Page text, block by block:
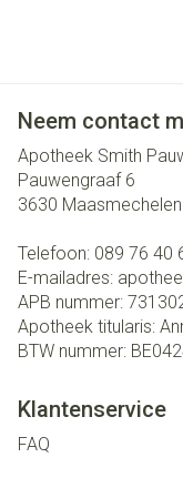
Neem contact
Apotheek Smith
Pauwengraaf 6
3630 Maasmechelen
Telefoon: 089 76 40
E-mailadres:
APB nummer:
Apotheek titularis:
BTW nummer:
Klantenservice
FAQ